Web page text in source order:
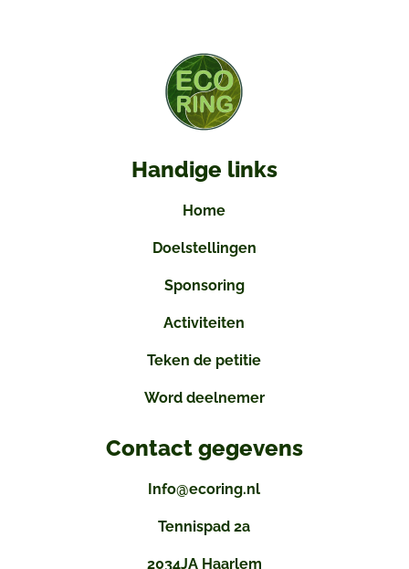
Handige links
Home
Doelstellingen
Sponsoring
Activiteiten
Teken de petitie
Word deelnemer
Contact gegevens
Info@ecoring.nl
Tennispad 2a
2034JA Haarlem